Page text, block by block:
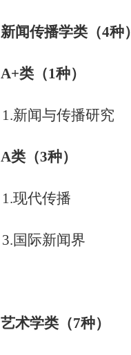
新闻传播学类（4种）
A+类（1种）
1.新闻与传播研究
A类（3种）
1.现代传播
3.国际新闻界
艺术学类（7种）